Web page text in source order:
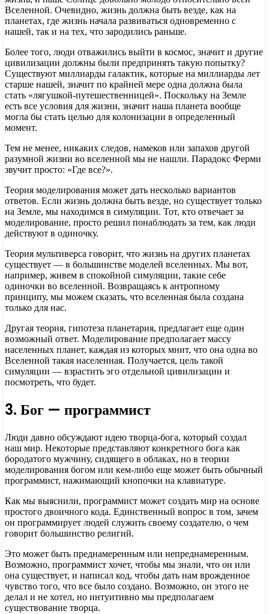
Вселенной. Очевидно, жизнь должна быть везде, как на
планетах, где жизнь начала развиваться одновременно с
нашей, так и на тех, что зародились раньше.
Более того, люди отважились выйти в космос, значит и другие
цивилизации должны были предпринять такую попытку?
Существуют миллиарды галактик, которые на миллиарды лет
старше нашей, значит по крайней мере одна должна была
стать «лягушкой-путешественницей». Поскольку на Земле
есть все условия для жизни, значит наша планета вообще
могла бы стать целью для колонизации в определенный
момент.
Тем не менее, никаких следов, намеков или запахов другой
разумной жизни во вселенной мы не нашли. Парадокс Ферми
звучит просто: «Где все?».
Теория моделирования может дать несколько вариантов
ответов. Если жизнь должна быть везде, но существует только
на Земле, мы находимся в симуляции. Тот, кто отвечает за
моделирование, просто решил понаблюдать за тем, как люди
действуют в одиночку.
Теория мультиверса говорит, что жизнь на других планетах
существует — в большинстве моделей вселенных. Мы вот,
например, живем в спокойной симуляции, такие себе
одиночки во вселенной. Возвращаясь к антропному
принципу, мы можем сказать, что вселенная была создана
только для нас.
Другая теория, гипотеза планетария, предлагает еще один
возможный ответ. Моделирование предполагает массу
населенных планет, каждая из которых мнит, что она одна во
Вселенной такая населенная. Получается, цель такой
симуляции — взрастить эго отдельной цивилизации и
посмотреть, что будет.
3. Бог — программист
Люди давно обсуждают идею творца-бога, который создал
наш мир. Некоторые представляют конкретного бога как
бородатого мужчину, сидящего в облаках, но в теории
моделирования богом или кем-либо еще может быть обычный
программист, нажимающий кнопочки на клавиатуре.
Как мы выяснили, программист может создать мир на основе
простого двоичного кода. Единственный вопрос в том, зачем
он программирует людей служить своему создателю, о чем
говорит большинство религий.
Это может быть преднамеренным или непреднамеренным.
Возможно, программист хочет, чтобы мы знали, что он или
она существует, и написал код, чтобы дать нам врожденное
чувство того, что все было создано. Возможно, он этого не
делал и не хотел, но интуитивно мы предполагаем
существование творца.